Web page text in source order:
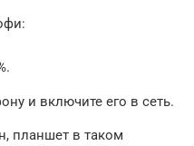
и включите его в сеть.
планшет в таком